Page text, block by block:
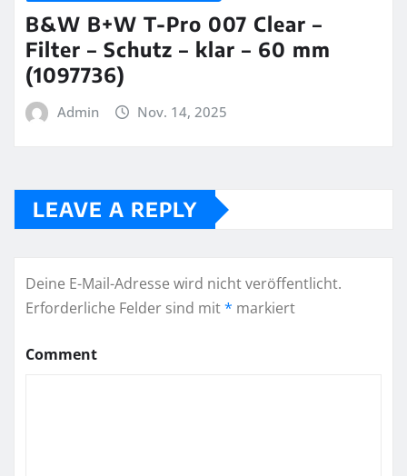
B&W B+W T-Pro 007 Clear –
Filter – Schutz – klar – 60 mm
(1097736)
Admin Nov. 14, 2025
LEAVE A REPLY
Deine E-Mail-Adresse wird nicht veröffentlicht.
Erforderliche Felder sind mit* markiert
Comment